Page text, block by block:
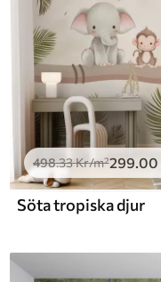
498.33Kr/m²299.00
Söta tropiska djur